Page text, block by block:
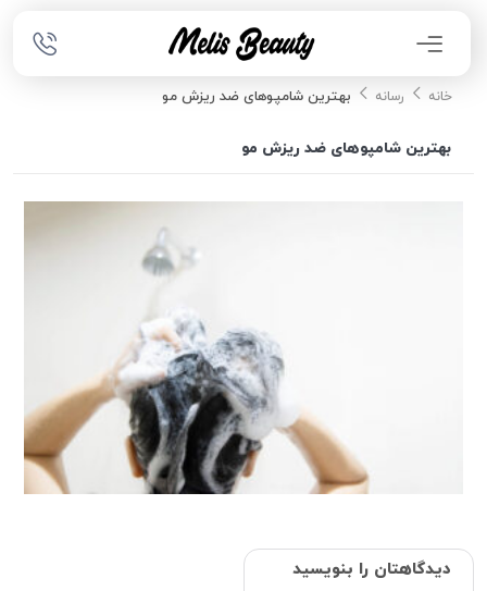
خانه رسانه بهترین شامپوهای ضد ریزش مو
بهترین شامپوهای ضد ریزش مو
دیدگاهتان را بنویسید